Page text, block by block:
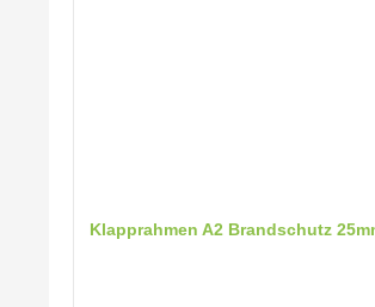
Klapprahmen A2 Brandschutz